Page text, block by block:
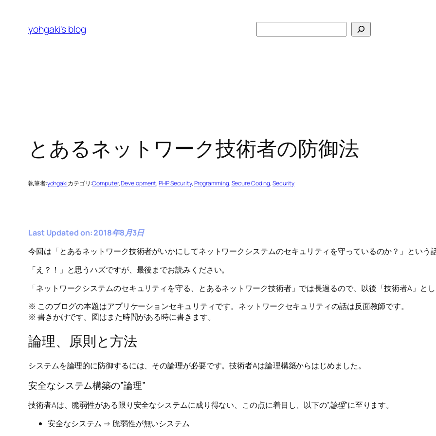
yohgaki's blog
索
とあるネットワーク技術者の防御法
執筆者:yohgakiカテゴリ:Computer, Development, PHP Security, Programming, Secure Coding, Security
Last Updated on: 2018年8月3日
今回は「とあるネットワーク技術者がいかにしてネットワークシステムのセキュリティを守っているのか？」という話
「え？！」と思うハズですが、最後までお読みください。
「ネットワークシステムのセキュリティを守る、とあるネットワーク技術者」では長過るので、以後「技術者A」とし
※ このブログの本題はアプリケーションセキュリティです。ネットワークセキュリティの話は反面教師です。
※ 書きかけです。図はまた時間がある時に書きます。
論理、原則と方法
システムを論理的に防御するには、その論理が必要です。技術者Aは論理構築からはじめました。
安全なシステム構築の”論理”
技術者Aは、脆弱性がある限り安全なシステムに成り得ない、この点に着目し、以下の”論理”に至ります。
安全なシステム → 脆弱性が無いシステム